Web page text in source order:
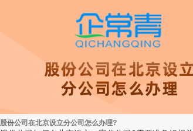
股份公司在北京设立分公司怎么办理?